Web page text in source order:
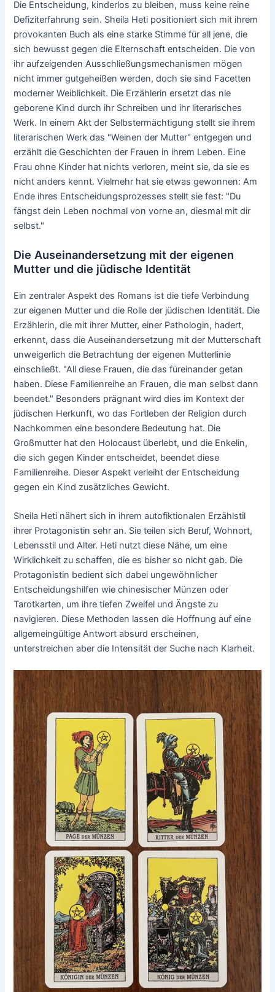
Die Entscheidung, kinderlos zu bleiben, muss keine reine
Defiziterfahrung sein. Sheila Heti positioniert sich mit ihrem
provokanten Buch als eine starke Stimme für all jene, die
sich bewusst gegen die Elternschaft entscheiden. Die von
ihr aufzeigenden Ausschließungsmechanismen mögen
nicht immer gutgeheißen werden, doch sie sind Facetten
moderner Weiblichkeit. Die Erzählerin ersetzt das nie
geborene Kind durch ihr Schreiben und ihr literarisches
Werk. In einem Akt der Selbstermächtigung stellt sie ihrem
literarischen Werk das "Weinen der Mutter" entgegen und
erzählt die Geschichten der Frauen in ihrem Leben. Eine
Frau ohne Kinder hat nichts verloren, meint sie, da sie es
nicht anders kennt. Vielmehr hat sie etwas gewonnen: Am
Ende ihres Entscheidungsprozesses stellt sie fest: "Du
fängst dein Leben nochmal von vorne an, diesmal mit dir
selbst."
Die Auseinandersetzung mit der eigenen
Mutter und die jüdische Identität
Ein zentraler Aspekt des Romans ist die tiefe Verbindung
zur eigenen Mutter und die Rolle der jüdischen Identität. Die
Erzählerin, die mit ihrer Mutter, einer Pathologin, hadert,
erkennt, dass die Auseinandersetzung mit der Mutterschaft
unweigerlich die Betrachtung der eigenen Mutterlinie
einschließt. "All diese Frauen, die das füreinander getan
haben. Diese Familienreihe an Frauen, die man selbst dann
beendet." Besonders prägnant wird dies im Kontext der
jüdischen Herkunft, wo das Fortleben der Religion durch
Nachkommen eine besondere Bedeutung hat. Die
Großmutter hat den Holocaust überlebt, und die Enkelin,
die sich gegen Kinder entscheidet, beendet diese
Familienreihe. Dieser Aspekt verleiht der Entscheidung
gegen ein Kind zusätzliches Gewicht.
Sheila Heti nähert sich in ihrem autofiktionalen Erzählstil
ihrer Protagonistin sehr an. Sie teilen sich Beruf, Wohnort,
Lebensstil und Alter. Heti nutzt diese Nähe, um eine
Wirklichkeit zu schaffen, die es bisher so nicht gab. Die
Protagonistin bedient sich dabei ungewöhnlicher
Entscheidungshilfen wie chinesischer Münzen oder
Tarotkarten, um ihre tiefen Zweifel und Ängste zu
navigieren. Diese Methoden lassen die Hoffnung auf eine
allgemeingültige Antwort absurd erscheinen,
unterstreichen aber die Intensität der Suche nach Klarheit.